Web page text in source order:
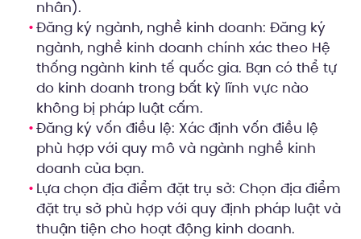
nhân).
Đăng ký ngành, nghề kinh doanh: Đăng ký
ngành, nghề kinh doanh chính xác theo Hệ
thống ngành kinh tế quốc gia. Bạn có thể tự
do kinh doanh trong bất kỳ lĩnh vực nào
không bị pháp luật cấm.
Đăng ký vốn điều lệ: Xác định vốn điều lệ
phù hợp với quy mô và ngành nghề kinh
doanh của bạn.
Lựa chọn địa điểm đặt trụ sở: Chọn địa điểm
đặt trụ sở phù hợp với quy định pháp luật và
thuận tiện cho hoạt động kinh doanh.